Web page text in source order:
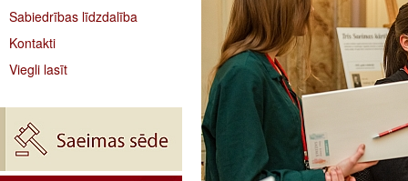
Sabiedrības līdzdalība
Kontakti
Viegli lasīt